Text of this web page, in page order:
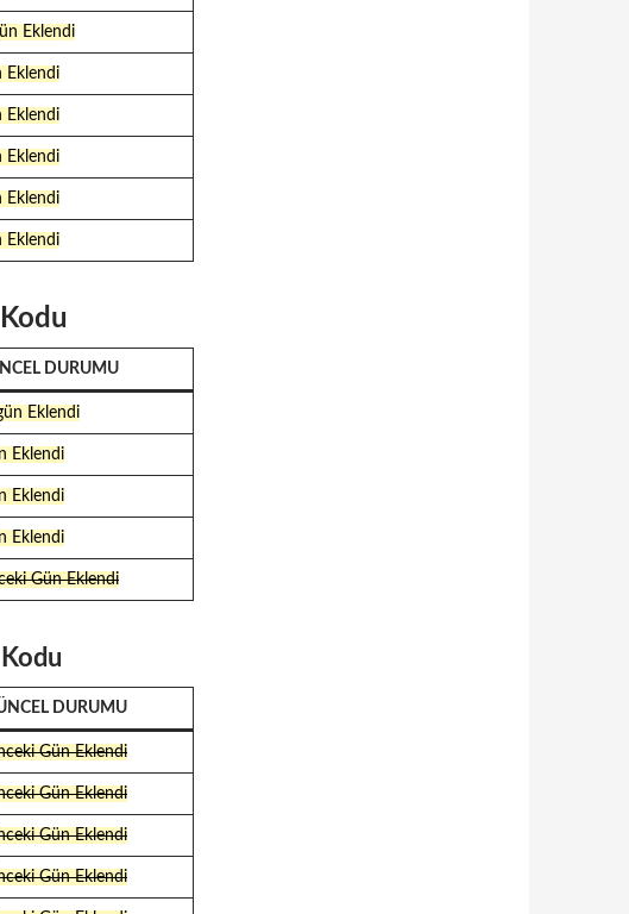
Eklendi
Eklendi
Eklendi
Eklendi
Eklendi
Eklendi
DURUMU
Eklendi
Eklendi
Eklendi
Eklendi
Gün Eklendi
DURUMU
Gün Eklendi
Gün Eklendi
Gün Eklendi
Gün Eklendi